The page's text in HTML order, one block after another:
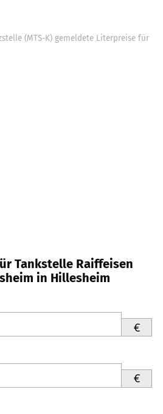
(MTS-K) gemeldete Literpreise für
Tankstelle Raiffeisen
in Hillesheim
€
€